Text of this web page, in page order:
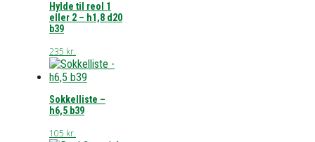
Hylde til reol 1
eller 2 – h1,8 d20
b39
235 kr.
Sokkelliste –
h6,5 b39
105 kr.